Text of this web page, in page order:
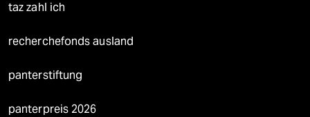
taz zahl ich
recherchefonds ausland
panterstiftung
panterpreis 2026